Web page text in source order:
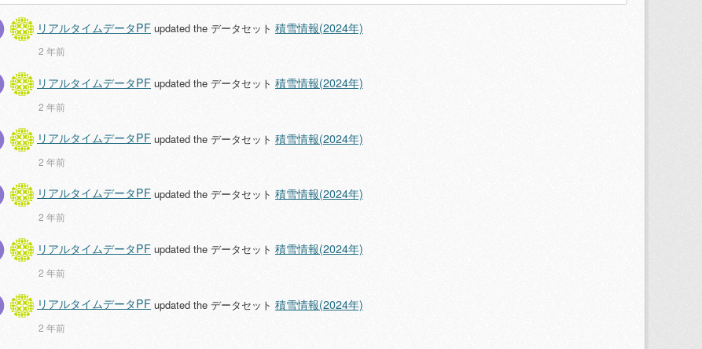
リアルタイムデータPF updated the データセット 積雪情報(2024年)
2 年前
リアルタイムデータPF updated the データセット 積雪情報(2024年)
2 年前
リアルタイムデータPF updated the データセット 積雪情報(2024年)
2 年前
リアルタイムデータPF updated the データセット 積雪情報(2024年)
2 年前
リアルタイムデータPF updated the データセット 積雪情報(2024年)
2 年前
リアルタイムデータPF updated the データセット 積雪情報(2024年)
2 年前